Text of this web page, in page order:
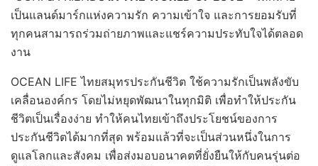
เป็นแลนด์มาร์กแห่งความรัก ความเข้าใจ และการยอมรับที่
ทุกคนสามารถร่วมถ่ายภาพและแชร์ความประทับใจได้ตลอด
งาน
OCEAN LIFE ไทยสมุทรประกันชีวิต ใช้ความรักเป็นพลังขับ
เคลื่อนองค์กร โดยไม่หยุดพัฒนาในทุกมิติ เพื่อทำให้ประกัน
ชีวิตเป็นเรื่องง่าย ทำให้คนไทยเข้าถึงประโยชน์ของการ
ประกันชีวิตได้มากที่สุด พร้อมแล้วที่จะเป็นส่วนหนึ่งในการ
ดูแลโลกและสังคม เพื่อส่งมอบอนาคตที่ยั่งยืนให้กับคนรุ่นต่อ